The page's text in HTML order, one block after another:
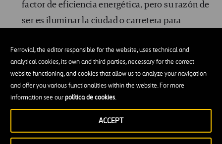
Ferrovial, the editor responsible for the website, uses technical and
analytical cookies, its own and third parties, necessary for the correct
website functioning, and cookies that allow us to analyze your navigation
and offer you various functionalities within the website. For more
information see ourpolítica de cookies.
ACCEPT
factor de eficiencia energética, pero su razón de
ser es iluminar la ciudad o carretera para
Mantenimiento del alcantarillado:por las
alcantarillas suben los niveles del agua, están
las canalizaciones del gas, la electricidad, las
telecomunicaciones,… si esto no estuviera bien
mantenido, se pararía por completo la ciudad,
con todas sus consecuencias.